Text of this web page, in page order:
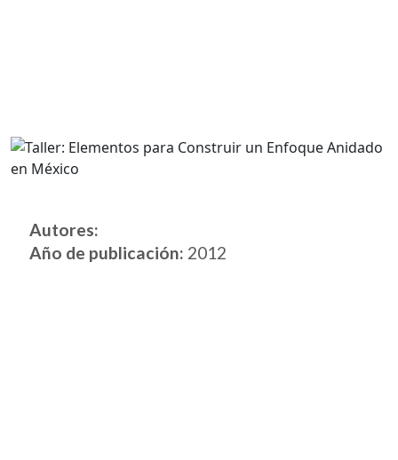
Autores:
Año de publicación: 2012